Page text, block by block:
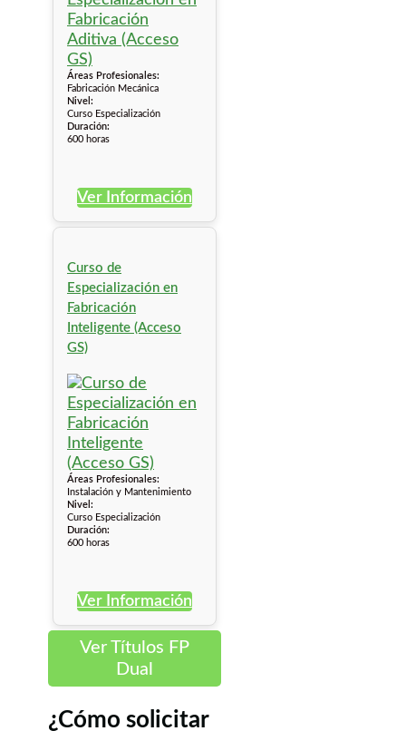
Áreas Profesionales:
Fabricación Mecánica
Nivel:
Curso Especialización
Duración:
600 horas
Ver Información
Curso de
Especialización en
Fabricación
Inteligente (Acceso
GS)
Áreas Profesionales:
Instalación y Mantenimiento
Nivel:
Curso Especialización
Duración:
600 horas
Ver Información
Ver Títulos FP
Dual
¿Cómo solicitar